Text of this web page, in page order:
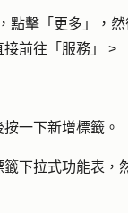
點擊 「更多」 ，
接前往 「服務」 >
按一下新增標籤 。
籤下拉式功能表，